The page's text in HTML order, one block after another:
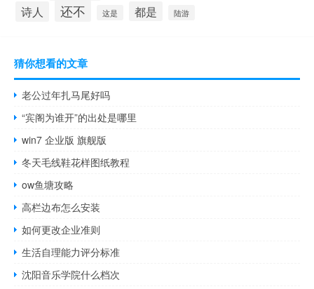
诗人 还不 这是 都是 陆游
猜你想看的文章
老公过年扎马尾好吗
“宾阁为谁开”的出处是哪里
win7 企业版 旗舰版
冬天毛线鞋花样图纸教程
ow鱼塘攻略
高栏边布怎么安装
如何更改企业准则
生活自理能力评分标准
沈阳音乐学院什么档次